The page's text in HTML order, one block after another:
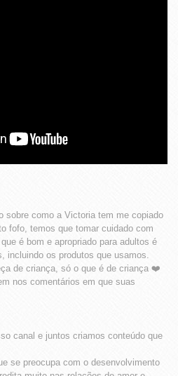
sobre como a Victoria tem me copiado
fofo, temos que tomar cuidado com
é bom e apropriado para adultos é
incluindo os produtos que usamos.
de criança, só o que é de criança ❤️
nos comentários em que suas
canal e juntos criamos conteúdo que
se preocupa com o desenvolvimento